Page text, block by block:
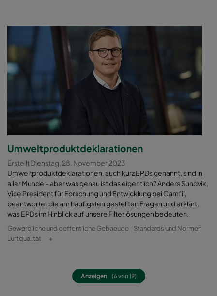
Umweltproduktdeklarationen
Erstellt Dienstag, 28. November 2023
Umweltproduktdeklarationen, auch kurz EPDs genannt, sind in
aller Munde – aber was genau ist das eigentlich? Anders Sundvik,
Vice President für Forschung und Entwicklung bei Camfil,
beantwortet die am häufigsten gestellten Fragen und erklärt,
was EPDs im Hinblick auf unsere Filterlösungen bedeuten.
Gewerbliche und oeffentliche Gebaeude
Standards und Normen
Luftqualitat
+
Anzeigen (6 von 19)